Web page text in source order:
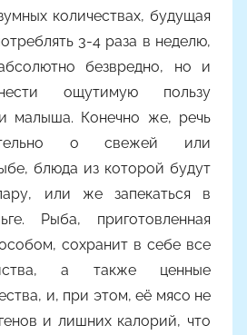
количествах, будущая
3-4 раза в неделю,
безвредно, но и
ощутимую пользу
малыша. Конечно же, речь
о свежей или
блюда из которой будут
или же запекаться в
Рыба, приготовленная
сохранит в себе все
а также ценные
и, при этом, её мясо не
и лишних калорий, что